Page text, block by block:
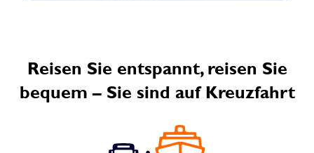
Reisen Sie entspannt, reisen Sie
bequem – Sie sind auf Kreuzfahrt